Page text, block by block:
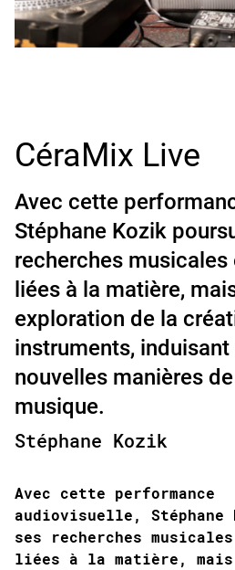
CéraMix Live
Avec cette
Stéphane Kozik
recherches
liées à la matière,
exploration de la
instruments,
nouvelles manières
musique.
Stéphane Kozik
Avec cette performance
audiovisuelle, Stéphane
ses recherches
liées à la matière, mais